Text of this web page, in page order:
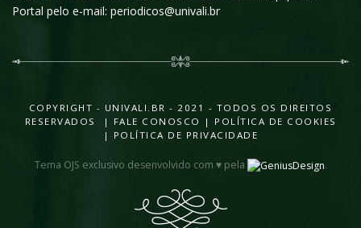
Portal pelo e-mail: periodicos@univali.br
COPYRIGHT - UNIVALI.BR - 2021 - TODOS OS DIREITOS
RESERVADOS |
FALE CONOSCO | POLÍTICA DE COOKIES
| POLÍTICA DE PRIVACIDADE
Tema OJS exclusivo desenvolvido com ♥ pela .